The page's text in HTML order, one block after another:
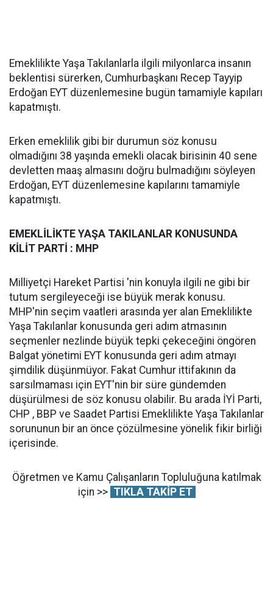
Emeklilikte Yaşa Takılanlarla ilgili milyonlarca insanın
beklentisi sürerken, Cumhurbaşkanı Recep Tayyip
Erdoğan EYT düzenlemesine bugün tamamiyle kapıları
kapatmıştı.
Erken emeklilik gibi bir durumun söz konusu
olmadığını 38 yaşında emekli olacak birisinin 40 sene
devletten maaş almasını doğru bulmadığını söyleyen
Erdoğan, EYT düzenlemesine kapılarını tamamiyle
kapatmıştı.
EMEKLİLİKTE YAŞA TAKILANLAR KONUSUNDA
KİLİT PARTİ : MHP
Milliyetçi Hareket Partisi 'nin konuyla ilgili ne gibi bir
tutum sergileyeceği ise büyük merak konusu.
MHP'nin seçim vaatleri arasında yer alan Emeklilikte
Yaşa Takılanlar konusunda geri adım atmasının
seçmenler nezlinde büyük tepki çekeceğini öngören
Balgat yönetimi EYT konusunda geri adım atmayı
şimdilik düşünmüyor. Fakat Cumhur ittifakının da
sarsılmaması için EYT'nin bir süre gündemden
düşürülmesi de söz konusu olabilir. Bu arada İYİ Parti,
CHP , BBP ve Saadet Partisi Emeklilikte Yaşa Takılanlar
sorununun bir an önce çözülmesine yönelik fikir birliği
içerisinde.
Öğretmen ve Kamu Çalışanların Topluluğuna katılmak
için >> TIKLA TAKİP ET